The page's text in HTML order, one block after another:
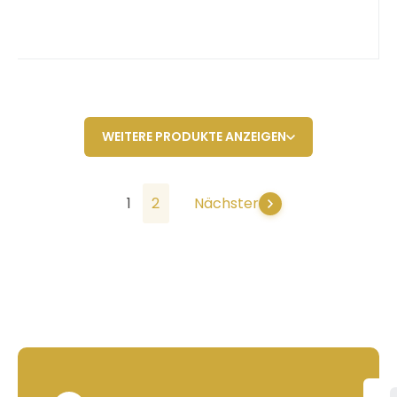
WEITERE PRODUKTE ANZEIGEN
1 2 Nächster